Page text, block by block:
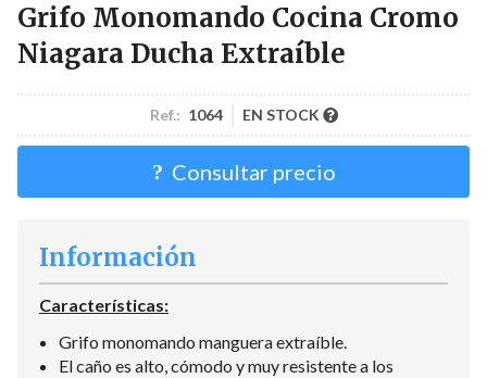
Grifo Monomando Cocina Cromo
Niagara Ducha Extraíble
Ref.: 1064 EN STOCK
Consultar precio
Información
Características:
Grifo monomando manguera extraíble.
El caño es alto, cómodo y muy resistente a los